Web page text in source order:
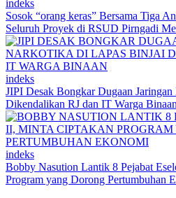
indeks
Sosok “orang keras” Bersama Tiga
Seluruh Proyek di RSUD Pirngadi
indeks
JIPI Desak Bongkar Dugaan
Dikendalikan RJ dan IT Warga Binaan
indeks
Bobby Nasution Lantik 8 Pejabat
Program yang Dorong Pertumbuhan